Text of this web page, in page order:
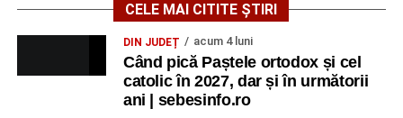
CELE MAI CITITE ȘTIRI
DIN JUDEȚ acum 4 luni
Când pică Paștele ortodox și cel
catolic în 2027, dar și în următorii
ani | sebesinfo.ro